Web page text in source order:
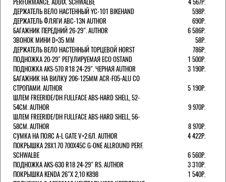
ДЕРЖАТЕЛЬ ВЕЛО НАСТЕННЫЙ YC-101 BIKEHAND
598Р.
ДЕРЖАТЕЛЬ ФЛЯГИ ABC-13N AUTHOR
690Р.
БАГАЖНИК ПЕРЕДНИЙ 26-29". AUTHOR
6 586Р.
ЗВОНОК МИНИ D=35 ММ
58Р.
ДЕРЖАТЕЛЬ ВЕЛО НАСТЕННЫЙ ТОРЦЕВОЙ HORST
786Р.
ПОДНОЖКА 20-29" РЕГУЛИРУЕМАЯ ECO OSTAND
1 500Р.
ПОДНОЖКА AKS-570 R18 24-29". ЧЕРНАЯ AUTHOR
3 190Р.
БАГАЖНИК НА ВИЛКУ 206-125ММ ACR-F05-ALU СО
СТРОПАМИ. AUTHOR
5 190Р.
ШЛЕМ FREERIDE/DH FULLFACE ABS-HARD SHELL, 52-
54СМ. AUTHOR
9 970Р.
ШЛЕМ FREERIDE/DH FULLFACE ABS-HARD SHELL, 56-
58СМ. AUTHOR
8 970Р.
СУМКА НА ПОЯС A-L GATE V=2.6Л. AUTHOR
4 422Р.
ПОКРЫШКА 28X1.70 700X45C G-ONE ALLROUND PERF.
SCHWALBE
6 560Р.
ПОДНОЖКА AKS-630 R18 24-29" RS. AUTHOR
3 310Р.
ПОКРЫШКА KENDA 26"Х 2,10 K898
1 540Р.